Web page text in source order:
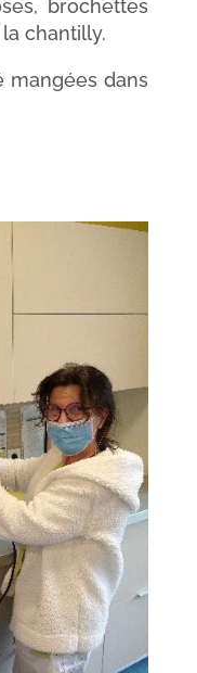
brochettes
chantilly.
mangées dans